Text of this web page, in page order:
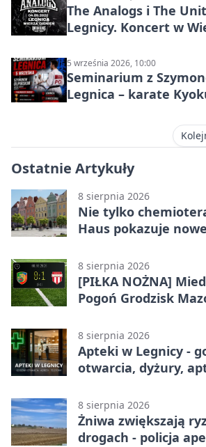
The Analogs i The
Legnicy. Koncert w
5 września 2026, 10:00
Seminarium z
Legnica – karate
Ostatnie Artykuły
8 sierpnia 2026
Nie tylko
Haus pokazuje
8 sierpnia 2026
[PIŁKA NOŻNA]
Pogoń Grodzisk
meczu w Legnicy
8 sierpnia 2026
Apteki w Legnicy -
otwarcia, dyżury,
8 sierpnia 2026
Żniwa zwiększają
drogach - policja